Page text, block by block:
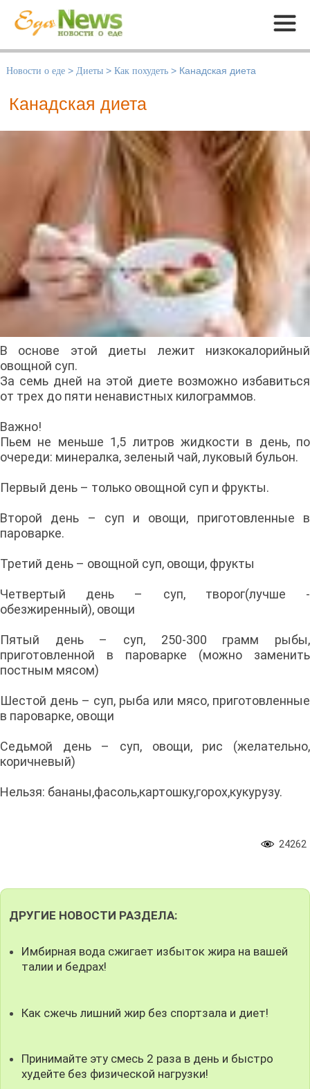
Меню
Новости о еде > Диеты > Как похудеть > Канадская диета
Канадская диета
В основе этой диеты лежит низкокалорийный
овощной суп.
За семь дней на этой диете возможно избавиться
от трех до пяти ненавистных килограммов.
Важно!
Пьем не меньше 1,5 литров жидкости в день, по
очереди: минералка, зеленый чай, луковый бульон.
Первый день – только овощной суп и фрукты.
Второй день – суп и овощи, приготовленные в
пароварке.
Третий день – овощной суп, овощи, фрукты
Четвертый день – суп, творог(лучше -
обезжиренный), овощи
Пятый день – суп, 250-300 грамм рыбы,
приготовленной в пароварке (можно заменить
постным мясом)
Шестой день – суп, рыба или мясо, приготовленные
в пароварке, овощи
Седьмой день – суп, овощи, рис (желательно,
коричневый)
Нельзя: бананы,фасоль,картошку,горох,кукурузу.
24262
ДРУГИЕ НОВОСТИ РАЗДЕЛА:
Имбирная вода сжигает избыток жира на вашей
талии и бедрах!
Как сжечь лишний жир без спортзала и диет!
Принимайте эту смесь 2 раза в день и быстро
худейте без физической нагрузки!